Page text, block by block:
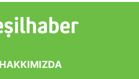
HAKKIMIZDA